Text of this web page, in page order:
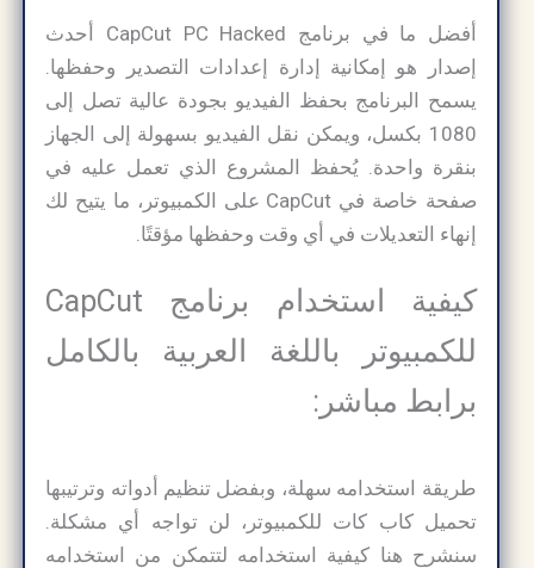
أفضل ما في برنامج CapCut PC Hacked أحدث
إصدار هو إمكانية إدارة إعدادات التصدير وحفظها.
يسمح البرنامج بحفظ الفيديو بجودة عالية تصل إلى
1080 بكسل، ويمكن نقل الفيديو بسهولة إلى الجهاز
بنقرة واحدة. يُحفظ المشروع الذي تعمل عليه في
صفحة خاصة في CapCut على الكمبيوتر، ما يتيح لك
إنهاء التعديلات في أي وقت وحفظها مؤقتًا.
كيفية استخدام برنامج CapCut
للكمبيوتر باللغة العربية بالكامل
برابط مباشر:
طريقة استخدامه سهلة، وبفضل تنظيم أدواته وترتيبها
تحميل كاب كات للكمبيوتر، لن تواجه أي مشكلة.
سنشرح هنا كيفية استخدامه لتتمكن من استخدامه